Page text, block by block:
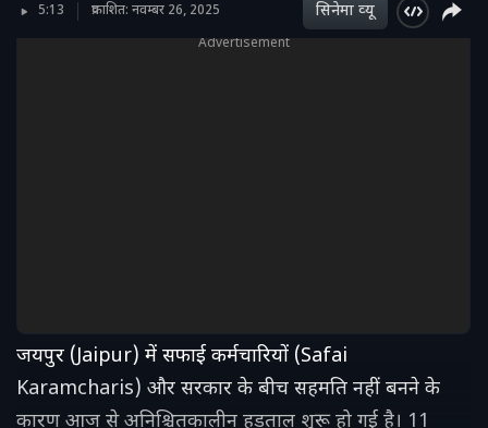
5:13 प्रकाशित: नवम्बर 26, 2025 सिनेमा व्‍यू
Advertisement
जयपुर (Jaipur) में सफाई कर्मचारियों (Safai
Karamcharis) और सरकार के बीच सहमति नहीं बनने के
कारण आज से अनिश्चितकालीन हड़ताल शुरू हो गई है। 11